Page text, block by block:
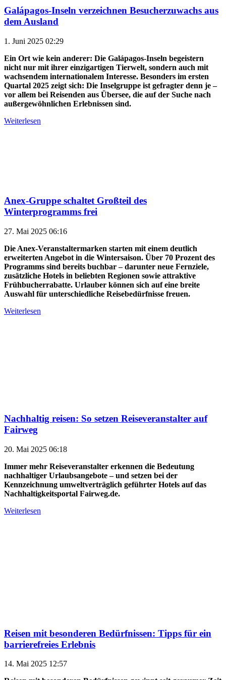
Galápagos-Inseln verzeichnen Besucherzuwachs aus
dem Ausland
1. Juni 2025 02:29
Ein Ort wie kein anderer: Die Galápagos-Inseln begeistern
nicht nur mit ihrer einzigartigen Tierwelt, sondern auch mit
wachsendem internationalem Interesse. Besonders im ersten
Quartal 2025 zeigt sich: Die Inselgruppe ist gefragter denn je –
vor allem bei Reisenden aus Übersee, die auf der Suche nach
außergewöhnlichen Erlebnissen sind.
Weiterlesen
Anex-Gruppe schaltet Großteil des
Winterprogramms frei
27. Mai 2025 06:16
Die Anex-Veranstaltermarken starten mit einem deutlich
erweiterten Angebot in die Wintersaison. Über 70 Prozent des
Programms sind bereits buchbar – darunter neue Fernziele,
zusätzliche Hotels in beliebten Regionen sowie attraktive
Frühbucherrabatte. Urlauber können sich auf eine breite
Auswahl für unterschiedliche Reisebedürfnisse freuen.
Weiterlesen
Nachhaltig reisen: So setzen Reiseveranstalter auf
Fairweg
20. Mai 2025 06:18
Immer mehr Reiseveranstalter erkennen die Bedeutung
nachhaltiger Urlaubsangebote – und setzen bei der
Kennzeichnung umweltverträglich geführter Hotels auf das
Nachhaltigkeitsportal Fairweg.de.
Weiterlesen
Reisen mit besonderen Bedürfnissen: Tipps für ein
barrierefreies Erlebnis
14. Mai 2025 12:57